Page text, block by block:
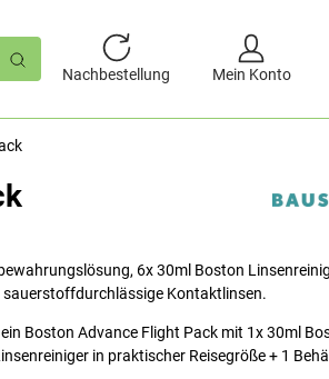
Nachbestellung
Mein Konto
6x 30ml Boston
Kontaktlinsen.
Boston Advance Flight Pack mit 1x 30ml
in praktischer Reisegröße + 1